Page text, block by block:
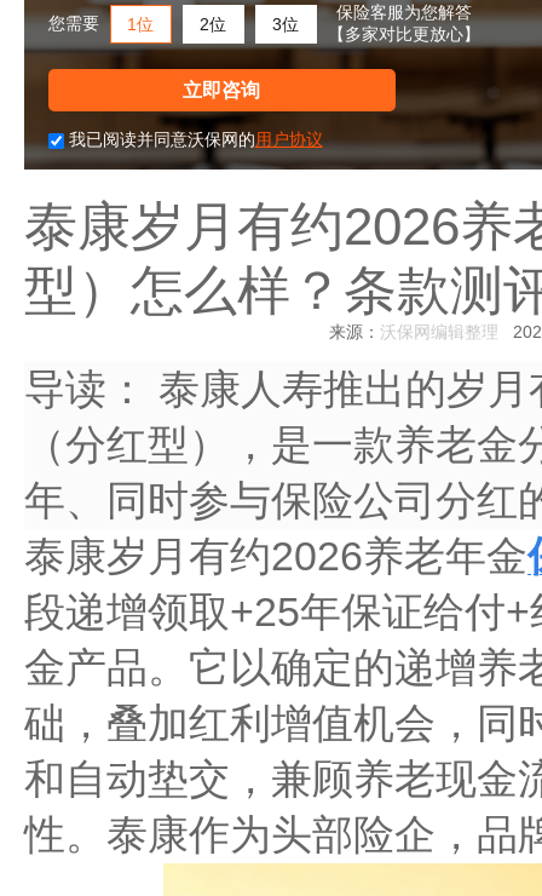
您需要 1位 2位 3位
保险客服为您解答
【多家对比更放心】
立即咨询
我已阅读并同意沃保网的用户协议
泰康岁月有约2026养
型）怎么样？条款测
来源： 沃保网编辑整理
导读：
泰康人寿推出的岁
（分红型），是一款养老
年、同时参与保险公司分红
泰康岁月有约2026养老年金
段递增领取+25年保证给付
金产品。它以确定的递增养
础，叠加红利增值机会，同
和自动垫交，兼顾养老现金
性。泰康作为头部险企，品